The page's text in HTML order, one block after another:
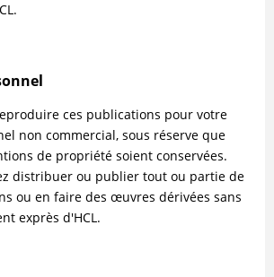
ces publications pour votre
non commercial, sous réserve que
de propriété soient conservées.
distribuer ou publier tout ou partie de
ou en faire des œuvres dérivées sans
exprès d'HCL.